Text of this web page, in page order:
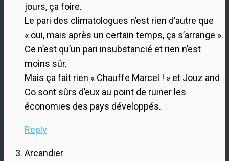
jours, ça foire.
Le pari des climatologues n’est rien d’autre que
« oui, mais après un certain temps, ça s’arrange ».
Ce n’est qu’un pari insubstancié et rien n’est
moins sûr.
Mais ça fait rien « Chauffe Marcel ! » et Jouz and
Co sont sûrs d’eux au point de ruiner les
économies des pays développés.
Reply
Arcandier